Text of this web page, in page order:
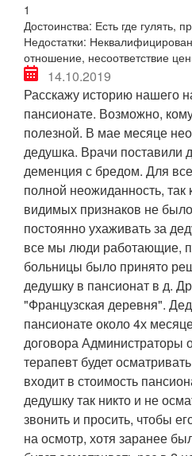
1
Достоинства: Есть где гулять,
Недостатки:
отношение, несоответствие
14.10.2019
Расскажу историю нашего
пансионате. Возможно,
полезной. В мае месяце
дедушка. Врачи поставили
деменция с бредом. Для
полной неожиданность, так
видимых признаков не
постоянно ухаживать за
все мы люди работающие,
больницы было принято
дедушку в пансионат в д.
"Французская деревня".
пансионате около 4х
договора Администраторы
терапевт будет
входит в стоимость
дедушку так никто и не
звонить и просить, чтобы
на осмотр, хотя заранее